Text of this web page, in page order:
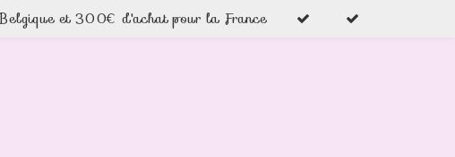
et 300€ d'achat pour la France